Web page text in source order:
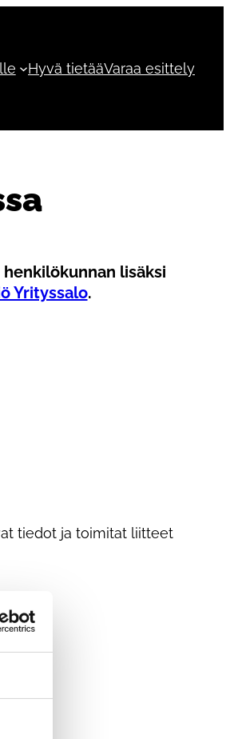
Hyvä tietääVaraa esittely
lisäksi
Yrityssalo.
tiedot ja toimitat liitteet